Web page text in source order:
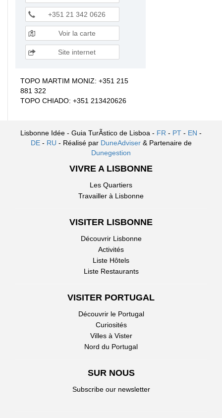
+351 21 342 0626
Voir la carte
Site internet
TOPO MARTIM MONIZ: +351 215
881 322
TOPO CHIADO: +351 213420626
Lisbonne Idée - Guia TurÃ­stico de Lisboa - FR - PT - EN -
DE- RU - Réalisé par DuneAdviser & Partenaire de
Dunegestion
VIVRE A LISBONNE
Les Quartiers
Travailler à Lisbonne
VISITER LISBONNE
Découvrir Lisbonne
Activités
Liste Hôtels
Liste Restaurants
VISITER PORTUGAL
Découvrir le Portugal
Curiosités
Villes à Vister
Nord du Portugal
SUR NOUS
Subscribe our newsletter